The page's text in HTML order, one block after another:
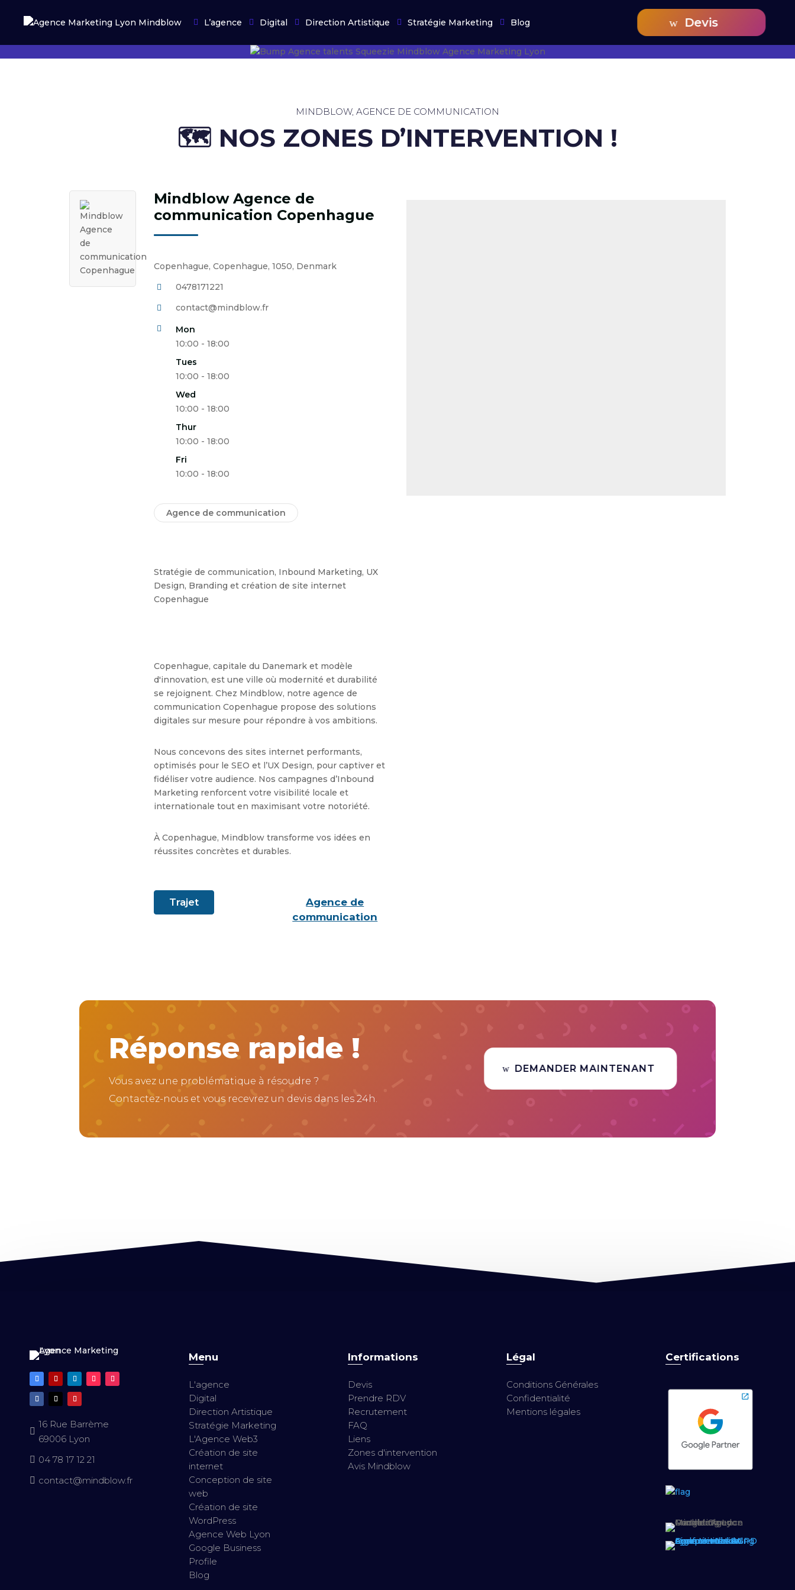
L’agence Digital Direction Artistique Stratégie Marketing Blog Devis
MINDBLOW, AGENCE DE COMMUNICATION
🗺️ ​NOS ZONES D’INTERVENTION !
Mindblow Agence de
communication Copenhague
Copenhague, Copenhague, 1050, Denmark
0478171221
contact@mindblow.fr
Mon
10:00 - 18:00
Tues
10:00 - 18:00
Wed
10:00 - 18:00
Thur
10:00 - 18:00
Fri
10:00 - 18:00
Agence de communication
Stratégie de communication, Inbound Marketing, UX
Design, Branding et création de site internet
Copenhague
Copenhague, capitale du Danemark et modèle
d'innovation, est une ville où modernité et durabilité
se rejoignent. Chez Mindblow, notre agence de
communication Copenhague propose des solutions
digitales sur mesure pour répondre à vos ambitions.
Nous concevons des sites internet performants,
optimisés pour le SEO et l’UX Design, pour captiver et
fidéliser votre audience. Nos campagnes d’Inbound
Marketing renforcent votre visibilité locale et
internationale tout en maximisant votre notoriété.
À Copenhague, Mindblow transforme vos idées en
réussites concrètes et durables.
Trajet
Agence de
communication
Réponse rapide !
Vous avez une problématique à résoudre ?
Contactez-nous et vous recevrez un devis dans les 24h.
DEMANDER MAINTENANT

16 Rue Barrème
69006 Lyon
 04 78 17 12 21
 contact@mindblow.fr
Menu
L'agence
Digital
Direction Artistique
Stratégie Marketing
L'Agence Web3
Création de site
internet
Conception de site
web
Création de site
WordPress
Agence Web Lyon
Google Business
Profile
Blog
Informations
Devis
Prendre RDV
Recrutement
FAQ
Liens
Zones d'intervention
Avis Mindblow
Légal
Conditions Générales
Confidentialité
Mentions légales
Certifications